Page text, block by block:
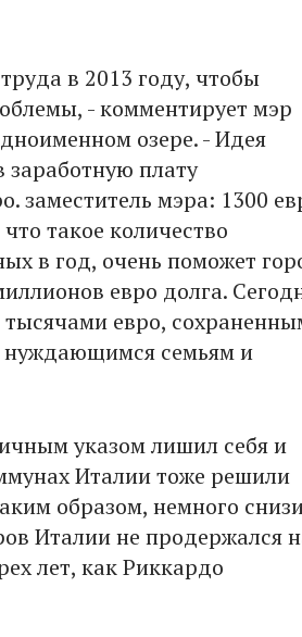
в 2013 году, чтобы
- комментирует мэр
озере. - Идея
плату
заместитель мэра: 1300
такое количество
в год, очень поможет
евро долга.
евро,
семьям и
указом лишил себя и
Италии тоже решили
образом, немного
Италии не продержался
лет, как Риккардо